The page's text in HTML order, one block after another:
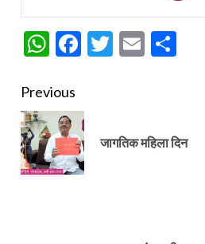
WhatsApp
Facebook
Twitter
Email
Continue
Previous
जागतिक महिला दिन